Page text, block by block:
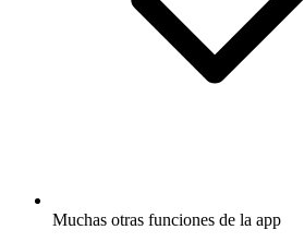
Muchas otras funciones de la app